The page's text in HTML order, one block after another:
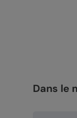
Dans le